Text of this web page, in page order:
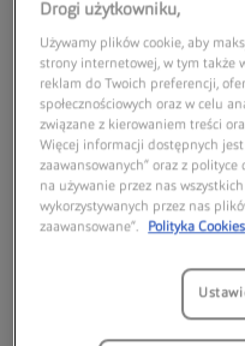
Adres:
Ruda Śląska Plaza
1 Maja 310
41-710 Ruda Śląska
Godziny otwarcia:
Poniedziałek: 10:00
10:00
Drogi użytkowniku,
Używamy plików cookie, aby
strony internetowej, w tym także
reklam do Twoich preferencji,
społecznościowych oraz w celu
związane z kierowaniem treści
Więcej informacji dostępnych
zaawansowanych” oraz z
na używanie przez nas
wykorzystywanych przez nas
zaawansowane”.
Polityka Cookies